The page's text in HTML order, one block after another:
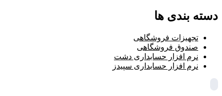
دسته بندی ها
تجهیزات فروشگاهی
صندوق فروشگاهی
نرم افزار حسابداری دشت
نرم افزار حسابداری سپیدز